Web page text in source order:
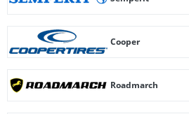
Cooper
Roadmarch